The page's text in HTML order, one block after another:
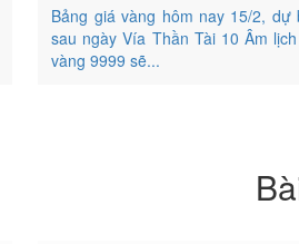
Bảng giá vàng hôm nay 15/2, dự
sau ngày Vía Thần Tài 10 Âm
vàng 9999 sẽ...